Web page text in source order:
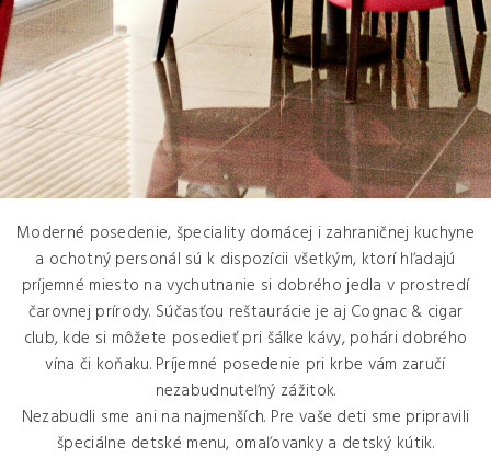
Moderné posedenie, špeciality domácej i zahraničnej kuchyne
a ochotný personál sú k dispozícii všetkým, ktorí hľadajú
príjemné miesto na vychutnanie si dobrého jedla v prostredí
čarovnej prírody. Súčasťou reštaurácie je aj Cognac & cigar
club, kde si môžete posedieť pri šálke kávy, pohári dobrého
vína či koňaku. Príjemné posedenie pri krbe vám zaručí
nezabudnuteľný zážitok.
Nezabudli sme ani na najmenších. Pre vaše deti sme pripravili
špeciálne detské menu, omaľovanky a detský kútik.
SLEPAČÍ VÝVAR
so zeleninou a rezancami
330ml A1/3/9
3,90€
PARADAJKOVÝ KRÉM
s kokosovým mliekom
330ml
4,90€